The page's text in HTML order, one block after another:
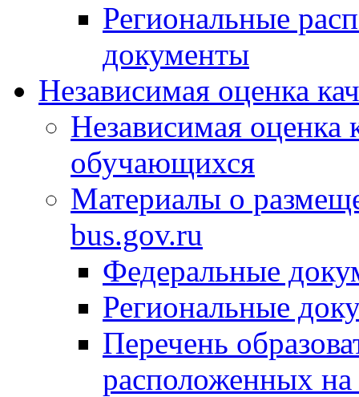
Региональные
документы
Независимая оценка
Независимая оценка
обучающихся
Материалы о
bus.gov.ru
Федеральные
Региональные
Перечень
расположенных на